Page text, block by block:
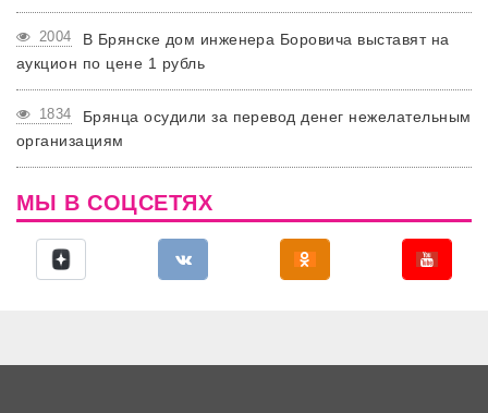
2004
В Брянске дом инженера Боровича выставят на
аукцион по цене 1 рубль
1834
Брянца осудили за перевод денег нежелательным
организациям
МЫ В СОЦСЕТЯХ